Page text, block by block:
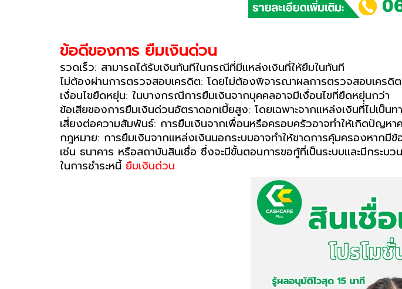
ข้อดีของการ ยืมเงินด่วน
รวดเร็ว: สามารถได้รับเงินทันทีในกรณีที่มีแหล่งเงินที่ให้ยืมในทันที
ไม่ต้องผ่านการตรวจสอบเครดิต: โดยไม่ต้องพิจารณาผลการตรวจสอบเครดิ
เงื่อนไขยืดหยุ่น: ในบางกรณีการยืมเงินจากบุคคลอาจมีเงื่อนไขที่ยืดหยุ่นกว่า
ข้อเสียของการยืมเงินด่วนอัตราดอกเบี้ยสูง: โดยเฉพาะจากแหล่งเงินที่ไม่เป็นท
เสี่ยงต่อความสัมพันธ์: การยืมเงินจากเพื่อนหรือครอบครัวอาจทำให้เกิดปัญห
กฎหมาย: การยืมเงินจากแหล่งเงินนอกระบบอาจทำให้ขาดการคุ้มครองหากมี
เช่น ธนาคาร หรือสถาบันสินเชื่อ ซึ่งจะมีขั้นตอนการขอกู้ที่เป็นระบบและมีกระ
ในการชำระหนี้ ยืมเงินด่วน